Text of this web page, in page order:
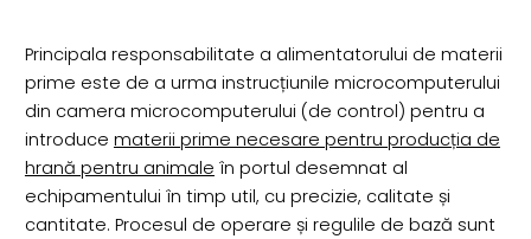
Principala responsabilitate a alimentatorului de materii
prime este de a urma instrucțiunile microcomputerului
din camera microcomputerului (de control) pentru a
introduce materii prime necesare pentru producția de
hrană pentru animale în portul desemnat al
echipamentului în timp util, cu precizie, calitate și
cantitate. Procesul de operare și regulile de bază sunt